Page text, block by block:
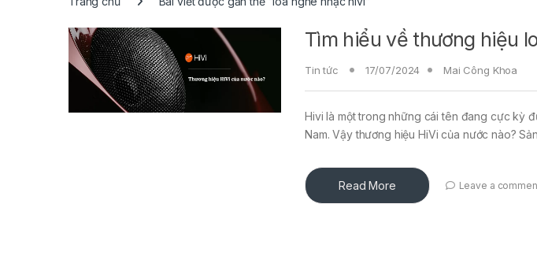
Tìm hiểu về thương hiệu
Tin tức 17/07/2024 Mai Công Khoa
Hivi là một trong những cái tên đang cực kỳ
Nam. Vậy thương hiệu HiVi của nước nào?
Read More Leave a